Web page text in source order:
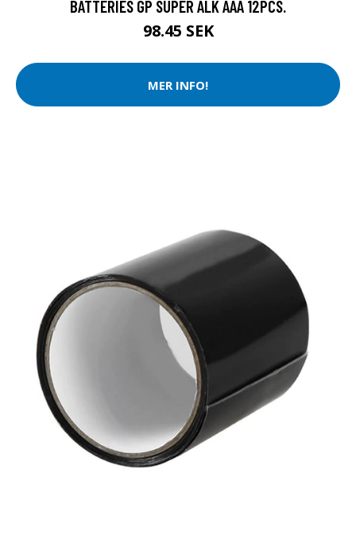
BATTERIES GP SUPER ALK AAA 12PCS.
98.45 SEK
MER INFO!